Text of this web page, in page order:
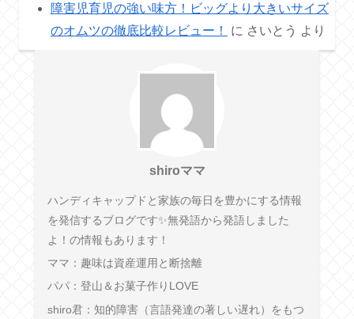
障害児育児の強い味方！ビッグより大きいサイズ
のオムツの徹底比較レビュー！
に さいとう より
shiroママ
ハンディキャップドと家族の毎日を豊かにする情報
を発信するブログです✨無発語から発語しました
よ！の情報もあります！
ママ：趣味は資産運用と断捨離
パパ：登山＆お菓子作りLOVE
shiro君：知的障害（言語発達の著しい遅れ）をもつ